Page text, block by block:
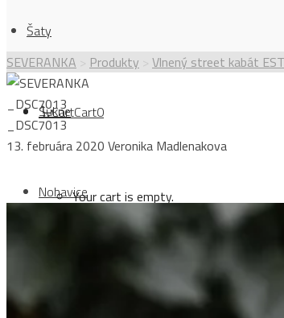
Šaty
Sukne
Nohavice
CartCart0
Your cart is empty.
SEVERANKA Produkty Vlnený street kabát
_DSC7013
_DSC7013
13. februára 2020 Veronika Madlenakova